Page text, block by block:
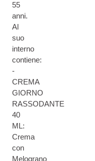
55
anni.
Al
suo
interno
contiene:
-
CREMA
GIORNO
RASSODANTE
40
ML:
Crema
con
Melograno